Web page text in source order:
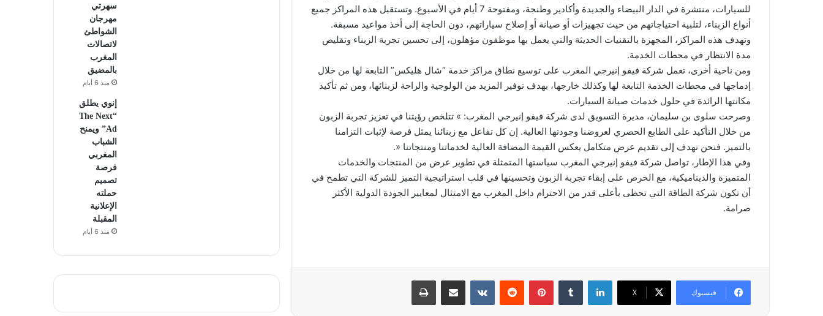
للسيارات، منتشرة في الدار البيضاء والجديدة وأكادير وطنجة، ومفتوحة 7 أيام في الأسبوع. وتستقبل هذه المراكز جميع
أنواع الزبناء، لتلبية احتياجاتهم من حيث تجهيزات أو صيانة أو إصلاح سياراتهم، دون الحاجة إلى أخذ مواعيد مسبقة.
وتهدف هذه المراكز، المجهزة بالتقنيات الحديثة والتي يعمل بها موظفون مؤهلون، إلى تحسين تجربة الزبناء وتقليص
مدة الانتظار في محطات الخدمة.
ومن ناحية أخرى، تعمل شركة فيفو إنيرجي المغرب على توسيع نطاق مراكز خدمة “شال هليكس” التابعة لها من خلال
إدماجها في محطات الخدمة التابعة لها وكذلك خارجها، بهدف توفير المزيد من الولوجية والراحة لزبنائها، ومن ثم تأكيد
مكانتها الرائدة في حلول خدمات صيانة السيارات.
وصرحت سلوى بن سليمان، مديرة التسويق لدى شركة فيفو إنيرجي المغرب: » تتلخص رؤيتنا في تعزيز تجربة الزبون
من خلال التأكيد على الطابع الحصري لعروضنا وجودتها العالية. إن كل تفاعل مع زبنائنا يمثل فرصة لإثبات التزامنا
بالتميز. فنحن نهدف إلى تقديم عرض متكامل يعكس القيمة المضافة العالية لخدماتنا ومنتجاتنا «.
وفي هذا الإطار، تواصل شركة فيفو إنيرجي المغرب سياستها المتمثلة في تطوير عرض من المنتجات والخدمات
المتميزة والديناميكية، مع الحرص على إبقاء تجربة الزبون وتحسينها في قلب استراتيجية التميز للشركة التي تطمح في
أن تكون شركة الطاقة التي تحظى بأعلى قدر من الاحترام داخل المغرب مع الامتثال لمعايير الجودة الدولية الأكثر
صرامة.
فيسبوك ‫X
لينكدإن بينتيريست مشاركة عبر البريد طباعة
سهرتي
مهرجان
الشواطئ
لاتصالات
المغرب
بالمضيق
منذ 6 أيام
إنوي يطلق
“The Next
Ad” ويمنح
الشباب
المغربي
فرصة
تصميم
حملته
الإعلانية
المقبلة
منذ 6 أيام